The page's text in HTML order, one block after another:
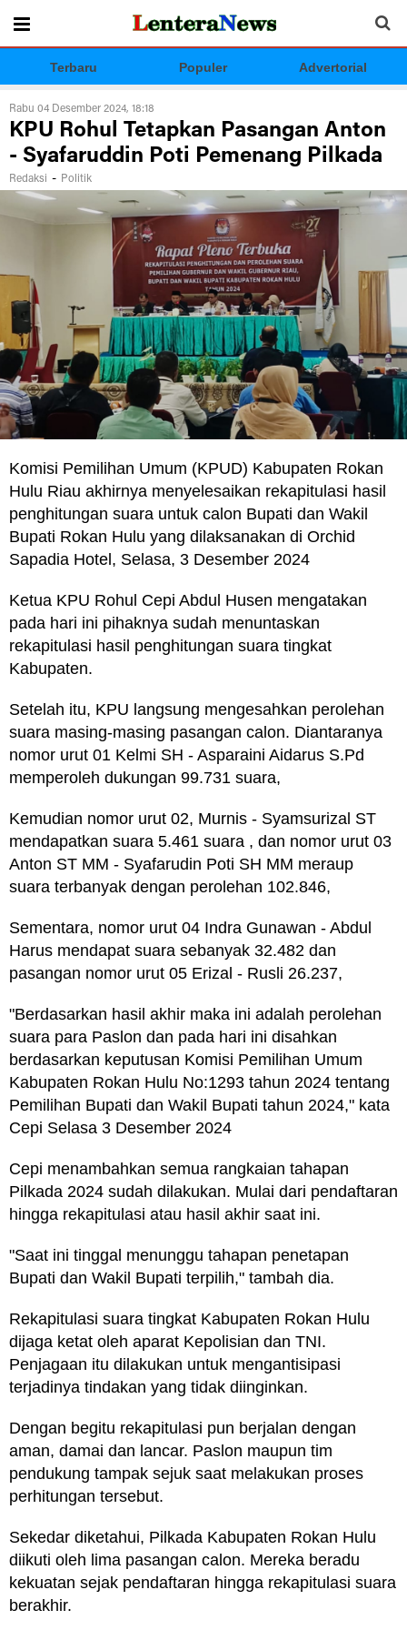
Terbaru Populer Advertorial
Rabu 04 Desember 2024, 18:18
KPU Rohul Tetapkan Pasangan Anton
- Syafaruddin Poti Pemenang Pilkada
Redaksi - Politik
Komisi Pemilihan Umum (KPUD) Kabupaten Rokan
Hulu Riau akhirnya menyelesaikan rekapitulasi hasil
penghitungan suara untuk calon Bupati dan Wakil
Bupati Rokan Hulu yang dilaksanakan di Orchid
Sapadia Hotel, Selasa, 3 Desember 2024
Ketua KPU Rohul Cepi Abdul Husen mengatakan
pada hari ini pihaknya sudah menuntaskan
rekapitulasi hasil penghitungan suara tingkat
Kabupaten.
Setelah itu, KPU langsung mengesahkan perolehan
suara masing-masing pasangan calon. Diantaranya
nomor urut 01 Kelmi SH - Asparaini Aidarus S.Pd
memperoleh dukungan 99.731 suara,
Kemudian nomor urut 02, Murnis - Syamsurizal ST
mendapatkan suara 5.461 suara , dan nomor urut 03
Anton ST MM - Syafarudin Poti SH MM meraup
suara terbanyak dengan perolehan 102.846,
Sementara, nomor urut 04 Indra Gunawan - Abdul
Harus mendapat suara sebanyak 32.482 dan
pasangan nomor urut 05 Erizal - Rusli 26.237,
"Berdasarkan hasil akhir maka ini adalah perolehan
suara para Paslon dan pada hari ini disahkan
berdasarkan keputusan Komisi Pemilihan Umum
Kabupaten Rokan Hulu No:1293 tahun 2024 tentang
Pemilihan Bupati dan Wakil Bupati tahun 2024," kata
Cepi Selasa 3 Desember 2024
Cepi menambahkan semua rangkaian tahapan
Pilkada 2024 sudah dilakukan. Mulai dari pendaftaran
hingga rekapitulasi atau hasil akhir saat ini.
"Saat ini tinggal menunggu tahapan penetapan
Bupati dan Wakil Bupati terpilih," tambah dia.
Rekapitulasi suara tingkat Kabupaten Rokan Hulu
dijaga ketat oleh aparat Kepolisian dan TNI.
Penjagaan itu dilakukan untuk mengantisipasi
terjadinya tindakan yang tidak diinginkan.
Dengan begitu rekapitulasi pun berjalan dengan
aman, damai dan lancar. Paslon maupun tim
pendukung tampak sejuk saat melakukan proses
perhitungan tersebut.
Sekedar diketahui, Pilkada Kabupaten Rokan Hulu
diikuti oleh lima pasangan calon. Mereka beradu
kekuatan sejak pendaftaran hingga rekapitulasi suara
berakhir.